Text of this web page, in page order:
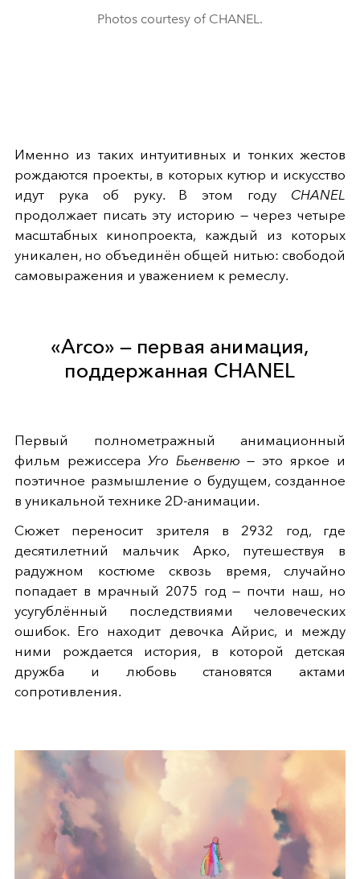
Photos courtesy of CHANEL.
Именно из таких интуитивных и тонких жестов
рождаются проекты, в которых кутюр и искусство
идут рука об руку. В этом году CHANEL
продолжает писать эту историю — через четыре
масштабных кинопроекта, каждый из которых
уникален, но объединён общей нитью: свободой
самовыражения и уважением к ремеслу.
«Arco» — первая анимация,
поддержанная CHANEL
Первый полнометражный анимационный
фильм режиссера Уго Бьенвеню — это яркое и
поэтичное размышление о будущем, созданное
в уникальной технике 2D-анимации.
Сюжет переносит зрителя в 2932 год, где
десятилетний мальчик Арко, путешествуя в
радужном костюме сквозь время, случайно
попадает в мрачный 2075 год — почти наш, но
усугублённый последствиями человеческих
ошибок. Его находит девочка Айрис, и между
ними рождается история, в которой детская
дружба и любовь становятся актами
сопротивления.